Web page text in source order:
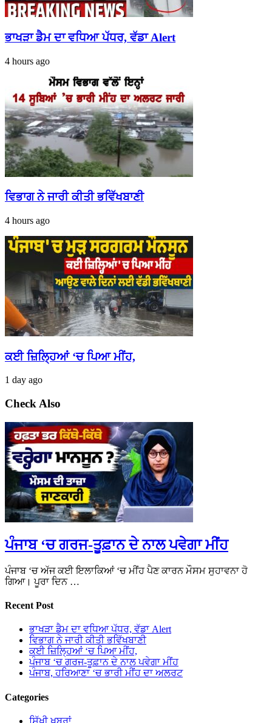
ਭਾਖੜਾ ਡੈਮ ਦਾ ਵਧਿਆ ਪੱਧਰ, ਵੱਡਾ Alert
4 hours ago
ਵਿਭਾਗ ਨੇ ਜਾਰੀ ਕੀਤੀ ਭਵਿੱਖਬਾਣੀ
4 hours ago
ਕਈ ਜ਼ਿਲ੍ਹਿਆਂ ‘ਚ ਪਿਆ ਮੀਂਹ,
1 day ago
Check Also
ਪੰਜਾਬ ‘ਚ ਗਰਜ-ਤੂਫ਼ਾਨ ਦੇ ਨਾਲ ਪਵੇਗਾ ਮੀਂਹ
ਪੰਜਾਬ ‘ਚ ਅੱਜ ਕਈ ਇਲਾਕਿਆਂ ‘ਚ ਮੀਂਹ ਪੈਣ ਕਾਰਨ ਮੌਸਮ ਸੁਹਾਵਨਾ ਹੋ
ਗਿਆ। ਪੂਰਾ ਦਿਨ …
Recent Post
ਭਾਖੜਾ ਡੈਮ ਦਾ ਵਧਿਆ ਪੱਧਰ, ਵੱਡਾ Alert
ਵਿਭਾਗ ਨੇ ਜਾਰੀ ਕੀਤੀ ਭਵਿੱਖਬਾਣੀ
ਕਈ ਜ਼ਿਲ੍ਹਿਆਂ ‘ਚ ਪਿਆ ਮੀਂਹ,
ਪੰਜਾਬ ‘ਚ ਗਰਜ-ਤੂਫ਼ਾਨ ਦੇ ਨਾਲ ਪਵੇਗਾ ਮੀਂਹ
ਪੰਜਾਬ, ਹਰਿਆਣਾ ‘ਚ ਭਾਰੀ ਮੀਂਹ ਦਾ ਅਲਰਟ
Categories
ਸਿੱਖੀ ਖਬਰਾਂ